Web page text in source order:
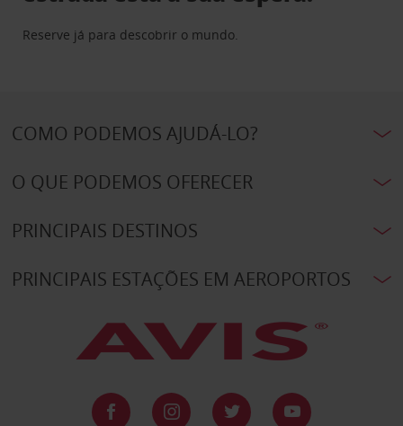
Reserve já para descobrir o mundo.
COMO PODEMOS AJUDÁ-LO?
O QUE PODEMOS OFERECER
PRINCIPAIS DESTINOS
PRINCIPAIS ESTAÇÕES EM AEROPORTOS